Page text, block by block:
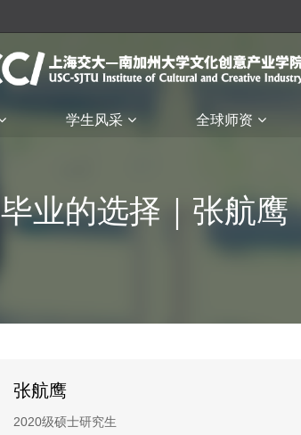
学生风采 全球师资
毕业的选择｜张航
张航鹰
2020级硕士研究生